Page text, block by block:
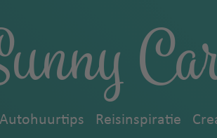
Autohuurtips Reisinspiratie